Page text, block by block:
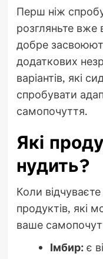
Перш ніж
розгляньте вже
добре
додаткових
варіантів, які
спробувати
самопочуття.
Які
нудить?
Коли
продуктів, які
ваше
Імбир:є